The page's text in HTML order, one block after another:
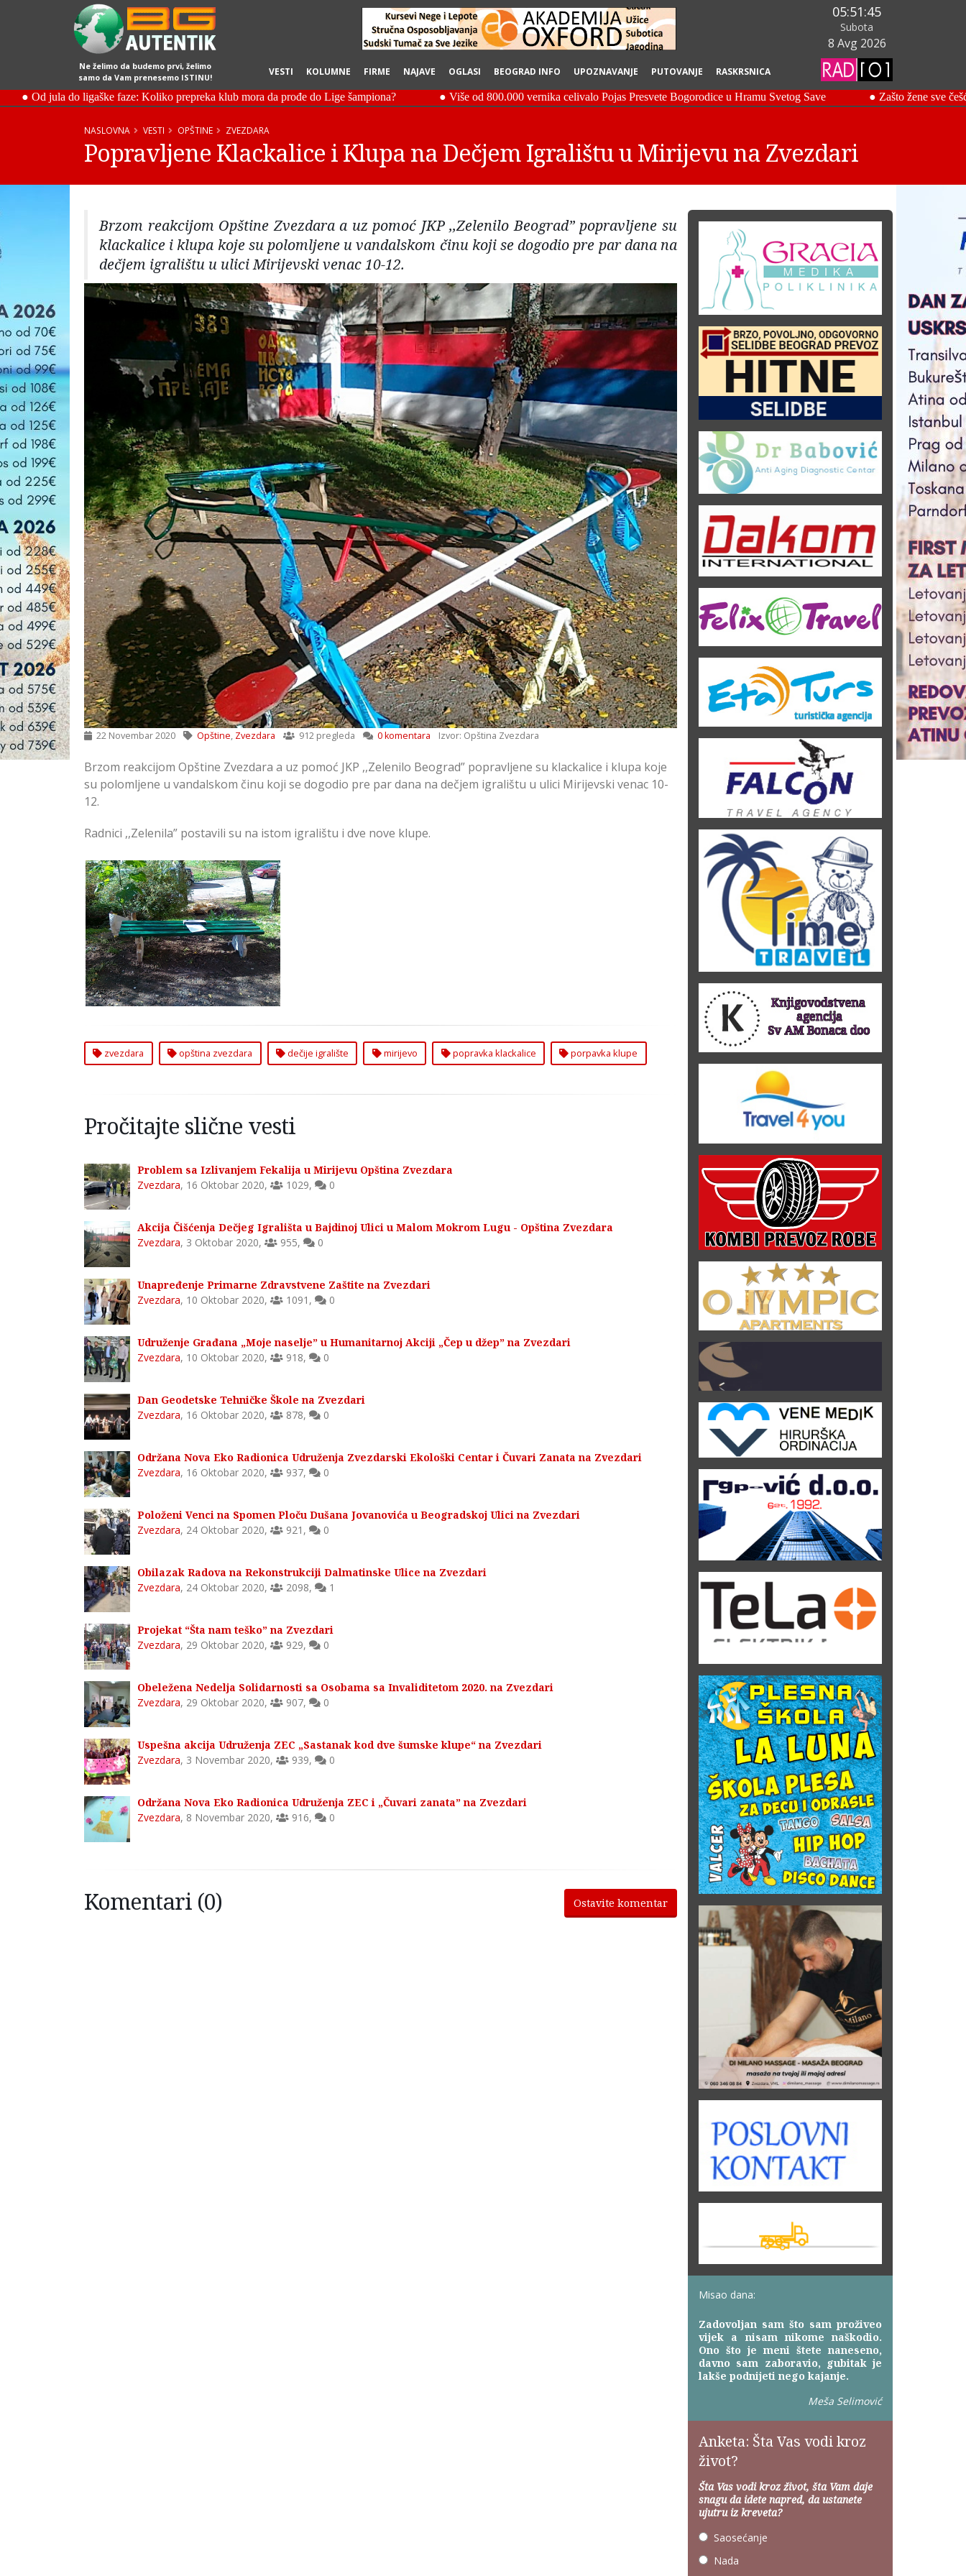
Ne želimo da budemo prvi, želimo
samo da Vam prenesemo ISTINU!
VESTI KOLUMNE FIRME NAJAVE OGLASI BEOGRAD INFO UPOZNAVANJE PUTOVANJE RASKRSNICA
05:51:46
Subota
8 Avg 2026
NASLOVNA VESTI OPŠTINE ZVEZDARA
Popravljene Klackalice i Klupa na Dečjem Igralištu u Mirijevu na Zvezdari
Brzom reakcijom Opštine Zvezdara a uz pomoć JKP ,,Zelenilo Beograd” popravljene su
klackalice i klupa koje su polomljene u vandalskom činu koji se dogodio pre par dana na
dečjem igralištu u ulici Mirijevski venac 10-12.
22 Novembar 2020 Opštine, Zvezdara 912 pregleda 0 komentara Izvor: Opština Zvezdara
Brzom reakcijom Opštine Zvezdara a uz pomoć JKP ,,Zelenilo Beograd” popravljene su klackalice i klupa koje
su polomljene u vandalskom činu koji se dogodio pre par dana na dečjem igralištu u ulici Mirijevski venac 10-
12.
Radnici ,,Zelenila” postavili su na istom igralištu i dve nove klupe.
Popravljene Klackalice i Klupa
na Dečjem Igralištu u Mirijevu
na Zvezdari
zvezdara opština zvezdara dečije igralište mirijevo popravka klackalice porpavka klupe
Pročitajte slične vesti
Problem sa Izlivanjem Fekalija u Mirijevu Opština Zvezdara
Zvezdara, 16 Oktobar 2020, 1029, 0
Akcija Čišćenja Dečjeg Igrališta u Bajdinoj Ulici u Malom Mokrom Lugu - Opština Zvezdara
Zvezdara, 3 Oktobar 2020, 955, 0
Unapređenje Primarne Zdravstvene Zaštite na Zvezdari
Zvezdara, 10 Oktobar 2020, 1091 , 0
Udruženje Građana „Moje naselje” u Humanitarnoj Akciji „Čep u džep” na Zvezdari
Zvezdara, 10 Oktobar 2020, 918, 0
Dan Geodetske Tehničke Škole na Zvezdari
Zvezdara, 16 Oktobar 2020, 878, 0
Održana Nova Eko Radionica Udruženja Zvezdarski Ekološki Centar i Čuvari Zanata na Zvezdari
Zvezdara, 16 Oktobar 2020, 937, 0
Položeni Venci na Spomen Ploču Dušana Jovanovića u Beogradskoj Ulici na Zvezdari
Zvezdara, 24 Oktobar 2020, 921 , 0
Obilazak Radova na Rekonstrukciji Dalmatinske Ulice na Zvezdari
Zvezdara, 24 Oktobar 2020, 2098, 1
Projekat “Šta nam teško” na Zvezdari
Zvezdara, 29 Oktobar 2020, 929, 0
Obeležena Nedelja Solidarnosti sa Osobama sa Invaliditetom 2020. na Zvezdari
Zvezdara, 29 Oktobar 2020, 907, 0
Uspešna akcija Udruženja ZEC „Sastanak kod dve šumske klupe“ na Zvezdari
Zvezdara, 3 Novembar 2020, 939, 0
Održana Nova Eko Radionica Udruženja ZEC i „Čuvari zanata” na Zvezdari
Zvezdara, 8 Novembar 2020, 916, 0
Komentari (0) Ostavite komentar
Misao dana:
Zadovoljan sam što sam proživeo
vijek a nisam nikome naškodio.
Ono što je meni štete naneseno,
davno sam zaboravio, gubitak je
lakše podnijeti nego kajanje.
Meša Selimović
Anketa: Šta Vas vodi kroz
život?
Šta Vas vodi kroz život, šta Vam daje
snagu da idete napred, da ustanete
ujutru iz kreveta?
Saosećanje
Nada